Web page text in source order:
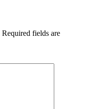
Required fields are